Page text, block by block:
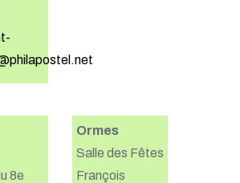
8e
Ormes
Salle des Fêtes
François